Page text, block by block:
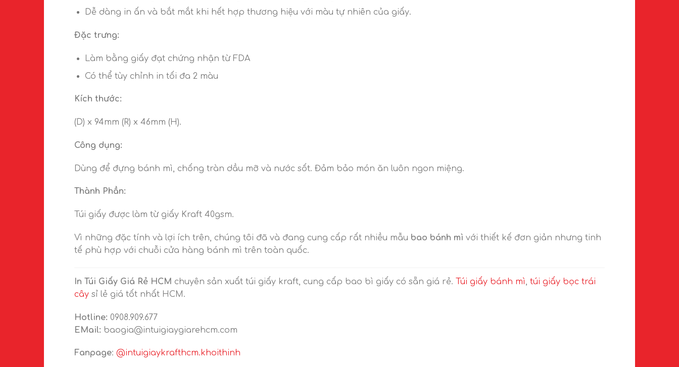
Dễ dàng in ấn và bắt mắt khi hết hợp thương hiệu với màu tự nhiên của giấy.
Đặc trưng:
Làm bằng giấy đạt chứng nhận từ FDA
Có thể tùy chỉnh in tối đa 2 màu
Kích thước:
(D) x 94mm (R) x 46mm (H).
Công dụng:
Dùng để đựng bánh mì, chống tràn dầu mỡ và nước sốt. Đảm bảo món ăn luôn ngon miệng.
Thành Phần:
Túi giấy được làm từ giấy Kraft 40gsm.
Vì những đặc tính và lợi ích trên, chúng tôi đã và đang cung cấp rất nhiều mẫu bao bánh mì với thiết kế đơn giản nhưng tinh
tế phù hợp với chuỗi cửa hàng bánh mì trên toàn quốc.
In Túi Giấy Giá Rẻ HCM chuyên sản xuất túi giấy kraft, cung cấp bao bì giấy có sẵn giá rẻ. Túi giấy bánh mì, túi giấy bọc trái
cây sỉ lẻ giá tốt nhất HCM.
Hotline: 0908.909.677
EMail: baogia@intuigiaygiarehcm.com
Fanpage: @intuigiaykrafthcm.khoithinh